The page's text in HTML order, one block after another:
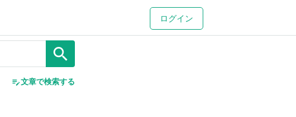
ログイン
search
edit_note文章で検索する